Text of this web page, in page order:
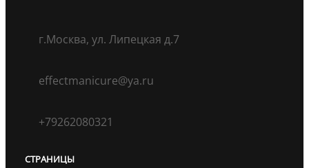
г.Москва, ул. Липецкая д.7
effectmanicure@ya.ru
+79262080321
СТРАНИЦЫ